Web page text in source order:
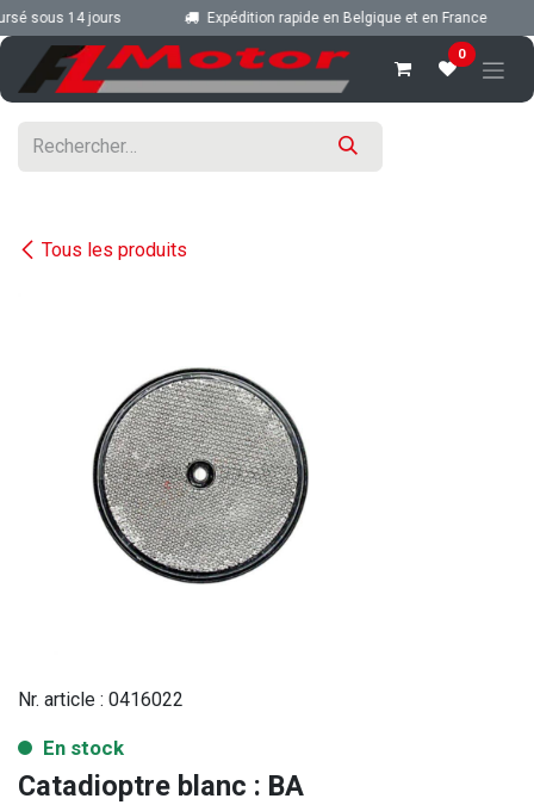
Se rendre au contenu
sous 14 jours Expédition rapide en Belgique et en France
0
Tous les produits
Nr. article : 0416022
En stock
Catadioptre blanc : BA